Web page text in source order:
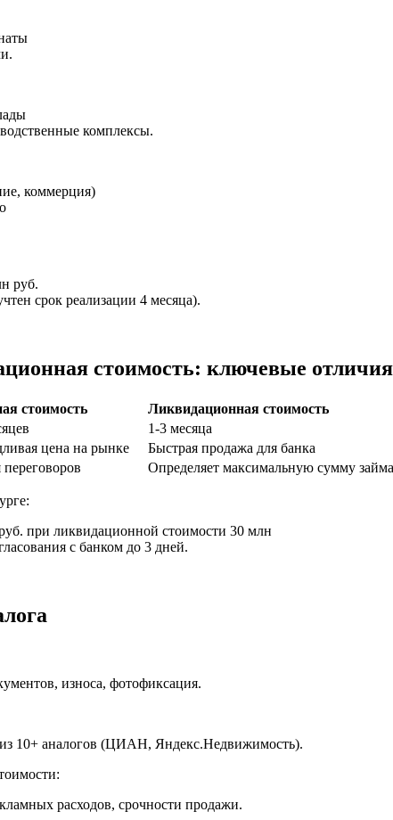
комплексы.
коммерция)
руб.
срок реализации 4 месяца).
стоимость: ключевые отличия
стоимость
Ликвидационная стоимость
1-3 месяца
цена на рынке
Быстрая продажа для банка
переговоров Определяет максимальную сумму займа
при ликвидационной стоимости 30 млн
с банком до 3 дней.
износа, фотофиксация.
10+ аналогов (ЦИАН, Яндекс.Недвижимость).
расходов, срочности продажи.